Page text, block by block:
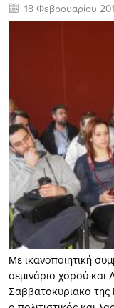
18 Φεβρουαρίου
Με ικανοποιητική
σεμινάριο χορού και
Σαββατοκύριακο της